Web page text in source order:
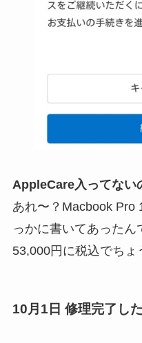
AppleCare入ってない
あれ〜？Macbook Pro
っかに書いてあった
53,000円に税込でちょ
10月1日 修理完了し